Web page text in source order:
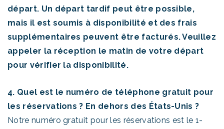
départ. Un départ tardif peut être possible,
mais il est soumis à disponibilité et des frais
supplémentaires peuvent être facturés. Veuillez
appeler la réception le matin de votre départ
pour vérifier la disponibilité.
4. Quel est le numéro de téléphone gratuit pour
les réservations ? En dehors des États-Unis ?
Notre numéro gratuit pour les réservations est le 1-